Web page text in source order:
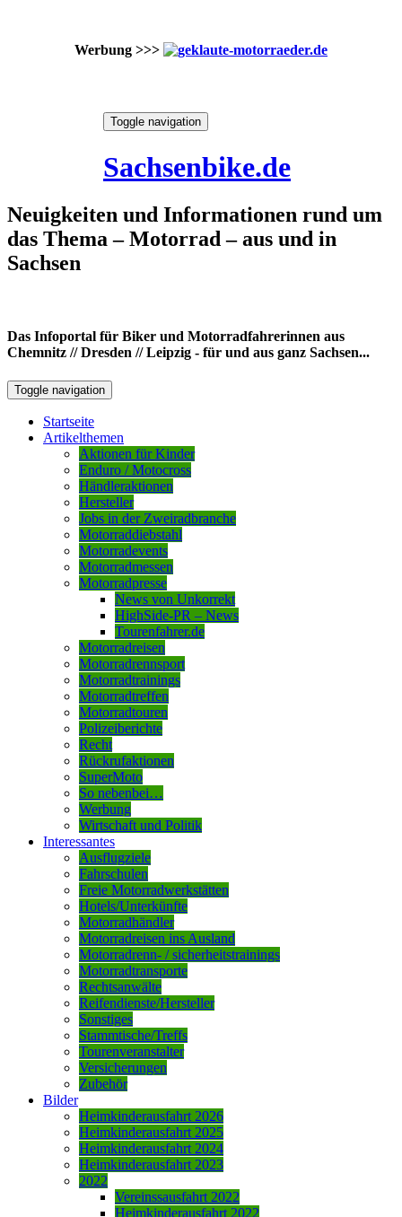
Werbung >>>
Toggle navigation
Sachsenbike.de
Neuigkeiten und Informationen rund um
das Thema – Motorrad – aus und in
Sachsen
Das Infoportal für Biker und Motorradfahrerinnen aus
Chemnitz // Dresden // Leipzig - für und aus ganz Sachsen...
Toggle navigation
Startseite
Artikelthemen
Aktionen für Kinder
Enduro / Motocross
Händleraktionen
Hersteller
Jobs in der Zweiradbranche
Motorraddiebstahl
Motorradevents
Motorradmessen
Motorradpresse
News von Unkorrekt
HighSide-PR – News
Tourenfahrer.de
Motorradreisen
Motorradrennsport
Motorradtrainings
Motorradtreffen
Motorradtouren
Polizeiberichte
Recht
Rückrufaktionen
SuperMoto
So nebenbei…
Werbung
Wirtschaft und Politik
Interessantes
Ausflugziele
Fahrschulen
Freie Motorradwerkstätten
Hotels/Unterkünfte
Motorradhändler
Motorradreisen ins Ausland
Motorradrenn- / sicherheitstrainings
Motorradtransporte
Rechtsanwälte
Reifendienste/Hersteller
Sonstiges
Stammtische/Treffs
Tourenveranstalter
Versicherungen
Zubehör
Bilder
Heimkinderausfahrt 2026
Heimkinderausfahrt 2025
Heimkinderausfahrt 2024
Heimkinderausfahrt 2023
2022
Vereinssausfahrt 2022
Heimkinderausfahrt 2022